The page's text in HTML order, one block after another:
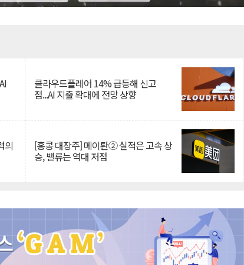
클라우드플레어 14% 급등해 신고
점...AI 지출 확대에 전망 상향
의 [홍콩 대장주] 메이퇀② 실적은 고속 상
승, 밸류는 역대 저점